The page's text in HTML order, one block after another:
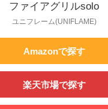
ファイアグリルsolo
ユニフレーム(UNIFLAME)
Amazonで探す
楽天市場で探す